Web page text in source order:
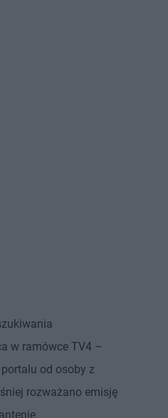
w ramówce TV4 –
od osoby z
rozważano emisję